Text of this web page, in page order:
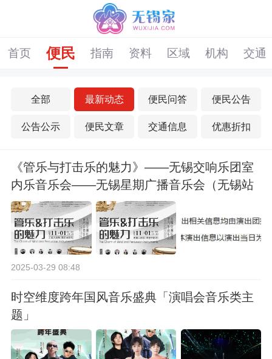
首页 便民 指南 资料 区域 机构 交通
全部 最新动态 便民问答 便民公告
公告公示 便民文章 交通信息 优惠折扣
《管乐与打击乐的魅力》——无锡交响乐团室
内乐音乐会——无锡星期广播音乐会（无锡站
合作）
2025-03-29 08:48
时空维度跨年国风音乐盛典「演唱会音乐类主
题」